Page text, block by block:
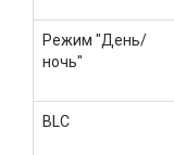
Режим "День/
ночь"
BLC